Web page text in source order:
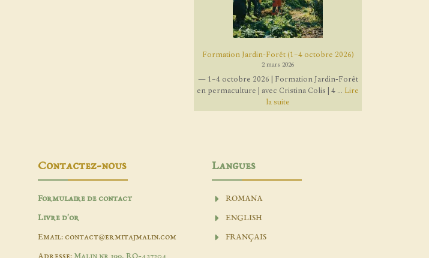
Formation Jardin-Forêt (1–4 octobre 2026)
2 mars 2026
— 1–4 octobre 2026 | Formation Jardin-Forêt
en permaculture | avec Cristina Colis | 4 ... Lire
la suite
Contactez-nous
Formulaire de contact
Livre d'or
Email: contact@ermitajmalin.com
Adresse: Malin nr 199, RO-427204
Langues
ROMANA
ENGLISH
FRANÇAIS